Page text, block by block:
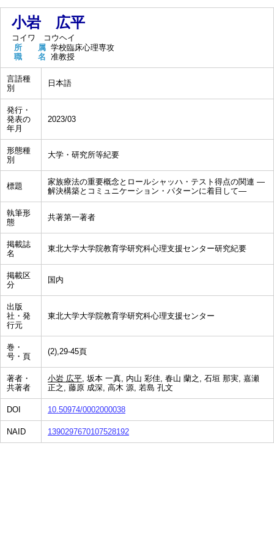
小岩 広平
コイワ コウヘイ
所 属 学校臨床心理専攻
職 名 准教授
言語種
別
日本語
発行・
発表の
年月
2023/03
形態種
別
大学・研究所等紀要
標題
家族療法の重要概念とロールシャッハ・テスト得点の関連 ―
解決構築とコミュニケーション・パターンに着目して―
執筆形
態
共著第一著者
掲載誌
名
東北大学大学院教育学研究科心理支援センター研究紀要
掲載区
分
国内
出版
社・発
行元
東北大学大学院教育学研究科心理支援センター
巻・
号・頁
(2),29-45頁
著者・
共著者
小岩 広平, 坂本 一真, 内山 彩佳, 春山 蘭之, 石垣 那実, 嘉瀬
正之, 藤原 成深, 高木 源, 若島 孔文
DOI 10.50974/0002000038
NAID 1390297670107528192